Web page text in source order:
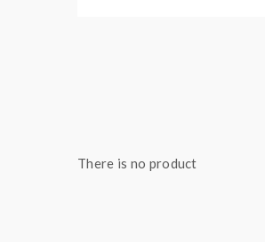
LIEFERUMFANG
1x Vaporesso GTX
There is no product